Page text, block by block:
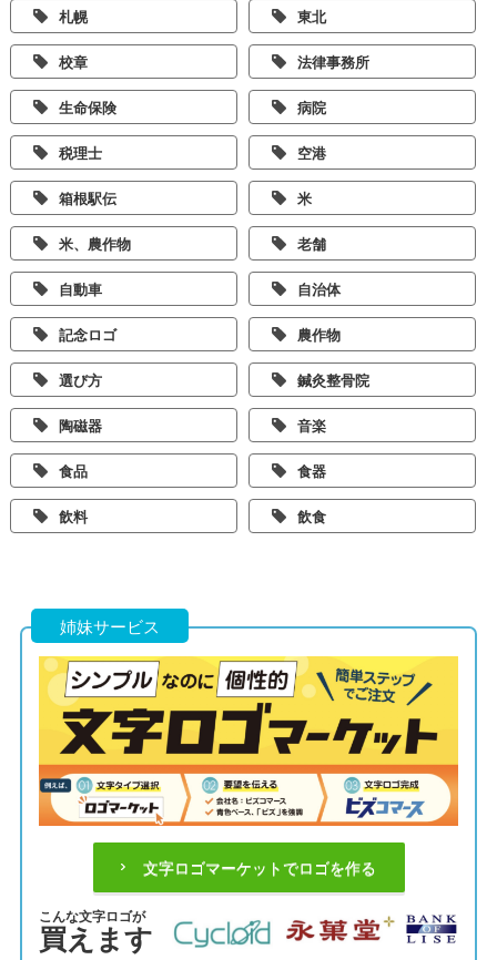
札幌 東北
校章 法律事務所
生命保険 病院
税理士 空港
箱根駅伝 米
米、農作物 老舗
自動車 自治体
記念ロゴ 農作物
選び方 鍼灸整骨院
陶磁器 音楽
食品 食器
飲料 飲食
姉妹サービス
文字ロゴマーケットでロゴを作る
こんな文字ロゴが
買えます